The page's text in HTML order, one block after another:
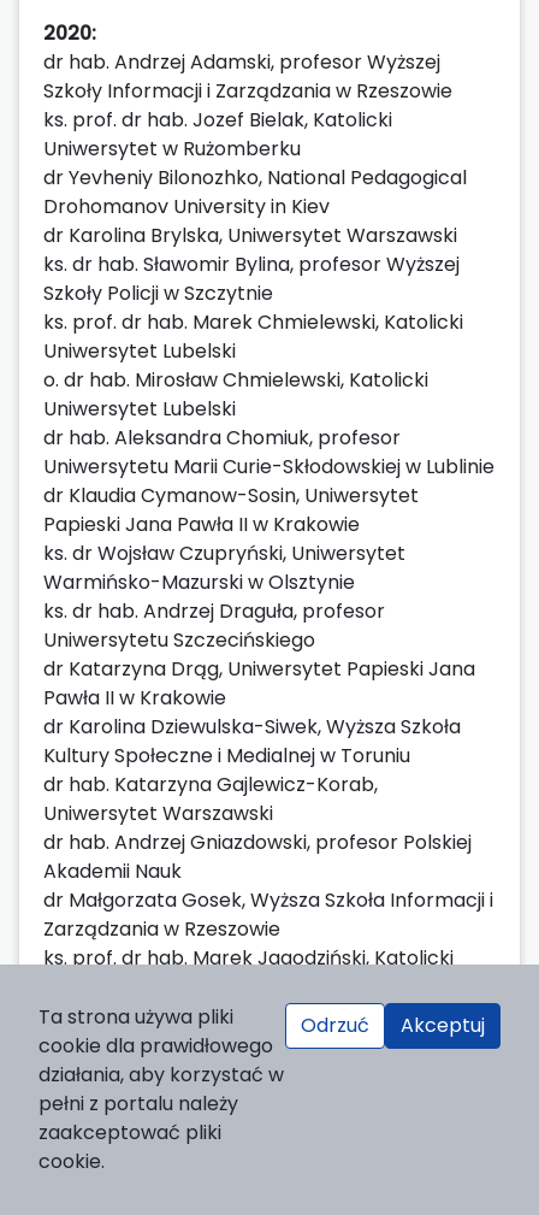
2020:
dr hab. Andrzej Adamski, profesor Wyższej
Szkoły Informacji i Zarządzania w Rzeszowie
ks. prof. dr hab. Jozef Bielak, Katolicki
Uniwersytet w Rużomberku
dr Yevheniy Bilonozhko, National Pedagogical
Drohomanov University in Kiev
dr Karolina Brylska, Uniwersytet Warszawski
ks. dr hab. Sławomir Bylina, profesor Wyższej
Szkoły Policji w Szczytnie
ks. prof. dr hab. Marek Chmielewski, Katolicki
Uniwersytet Lubelski
o. dr hab. Mirosław Chmielewski, Katolicki
Uniwersytet Lubelski
dr hab. Aleksandra Chomiuk, profesor
Uniwersytetu Marii Curie-Skłodowskiej w Lublinie
dr Klaudia Cymanow-Sosin, Uniwersytet
Papieski Jana Pawła II w Krakowie
ks. dr Wojsław Czupryński, Uniwersytet
Warmińsko-Mazurski w Olsztynie
ks. dr hab. Andrzej Draguła, profesor
Uniwersytetu Szczecińskiego
dr Katarzyna Drąg, Uniwersytet Papieski Jana
Pawła II w Krakowie
dr Karolina Dziewulska-Siwek, Wyższa Szkoła
Kultury Społeczne i Medialnej w Toruniu
dr hab. Katarzyna Gajlewicz-Korab,
Uniwersytet Warszawski
dr hab. Andrzej Gniazdowski, profesor Polskiej
Akademii Nauk
dr Małgorzata Gosek, Wyższa Szkoła Informacji i
Zarządzania w Rzeszowie
ks. prof. dr hab. Marek Jagodziński, Katolicki
prof. dr hab. Mariola Jarczykowa, Uniwersytet
Śląski w Katowicach
dr hab. Anna Jupowicz-Ginalska, Uniwersytet
Warszawski
dr hab. Hanna Karp, Wyższa Szkoła Kultury
Społecznej i Medialnej w Toruniu
Ta strona używa pliki
cookie dla prawidłowego
działania, aby korzystać w
pełni z portalu należy
zaakceptować pliki
cookie.
Odrzuć Akceptuj